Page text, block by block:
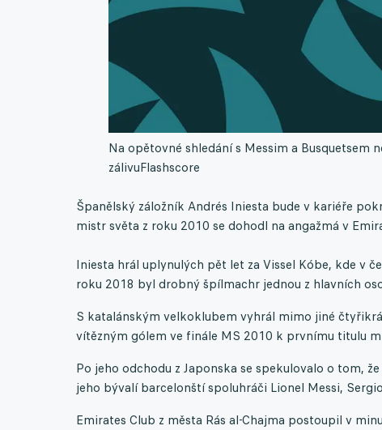
Na opětovné shledání s Messim a Busquetsem
zálivuFlashscore
Španělský záložník Andrés Iniesta bude v kariéře
mistr světa z roku 2010 se dohodl na angažmá v
Iniesta hrál uplynulých pět let za Vissel Kóbe, kde v
roku 2018 byl drobný špílmachr jednou z hlavních
S katalánským velkoklubem vyhrál mimo jiné
vítězným gólem ve finále MS 2010 k prvnímu titulu
Po jeho odchodu z Japonska se spekulovalo o tom,
jeho bývalí barcelonští spoluhráči Lionel Messi,
Emirates Club z města Rás al-Chajma postoupil v